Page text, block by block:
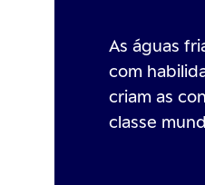
As águas
com
criam as
classe